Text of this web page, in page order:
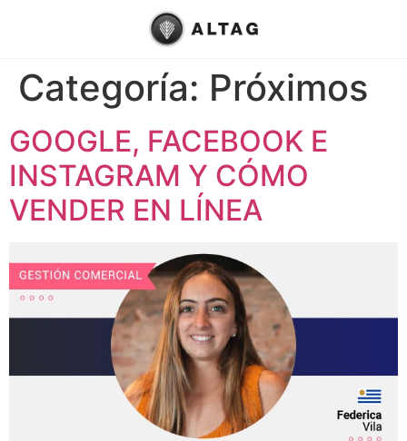
Categoría: Próximos
GOOGLE, FACEBOOK E
INSTAGRAM Y CÓMO
VENDER EN LÍNEA